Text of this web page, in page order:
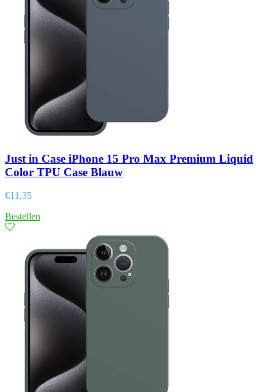
Just in Case iPhone 15 Pro Max Premium Liquid
Color TPU Case Blauw
€11,35
Bestellen